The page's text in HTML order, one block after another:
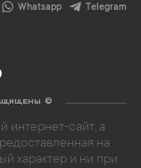
Whatsapp Telegram
©
интернет-сайт, а
на
характер и ни при